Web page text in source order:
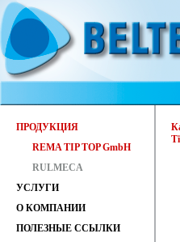
ПРОДУКЦИЯ
REMA TIP TOP GmbH
RULMECA
УСЛУГИ
О КОМПАНИИ
ПОЛЕЗНЫЕ ССЫЛКИ